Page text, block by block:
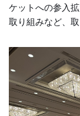
ケットへの参入
取り組みなど、